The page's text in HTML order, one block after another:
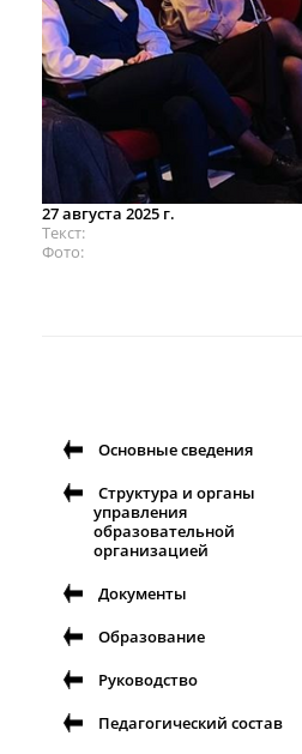
27 августа 2025 г.
Текст
Фото
Основные сведения
Структура и органы
управления
образовательной
организацией
Документы
Образование
Руководство
Педагогический состав